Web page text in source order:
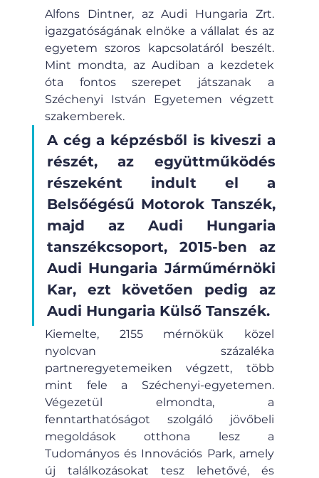
Alfons Dintner, az Audi Hungaria Zrt.
igazgatóságának elnöke a vállalat és az
egyetem szoros kapcsolatáról beszélt.
Mint mondta, az Audiban a kezdetek
óta fontos szerepet játszanak a
Széchenyi István Egyetemen végzett
szakemberek.
A cég a képzésből is kiveszi a
részét, az együttműködés
részeként indult el a
Belsőégésű Motorok Tanszék,
majd az Audi Hungaria
tanszékcsoport, 2015-ben az
Audi Hungaria Járműmérnöki
Kar, ezt követően pedig az
Audi Hungaria Külső Tanszék.
Kiemelte, 2155 mérnökük közel
nyolcvan százaléka
partneregyetemeiken végzett, több
mint fele a Széchenyi-egyetemen.
Végezetül elmondta, a
fenntarthatóságot szolgáló jövőbeli
megoldások otthona lesz a
Tudományos és Innovációs Park, amely
új találkozásokat tesz lehetővé, és